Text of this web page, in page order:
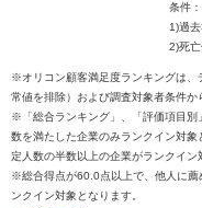
条件
1)過
2)死
※オリコン顧客満足度ランキングは、
常値を排除）および調査対象者条件か
※「総合ランキング」、「評価項目別
数を満たした企業のみランクイン対
定人数の半数以上の企業がランクイン
※総合得点が60.0点以上で、他人に薦
ンクイン対象となります。